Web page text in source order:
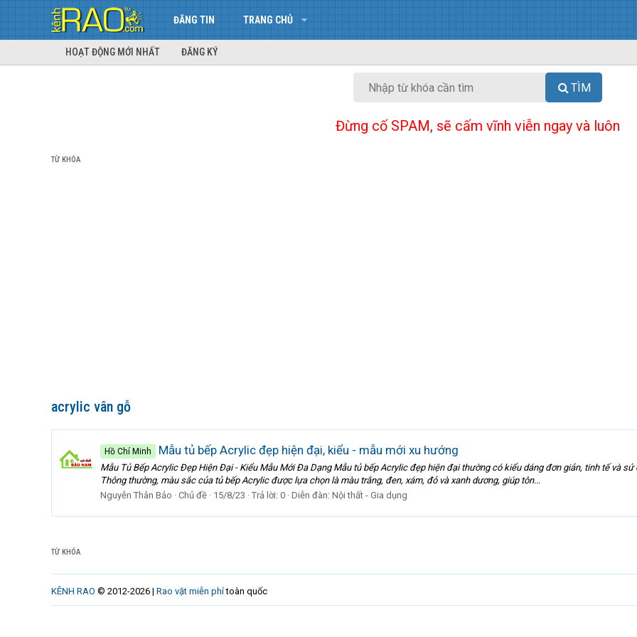
ĐĂNG TIN TRANG CHỦ
HOẠT ĐỘNG MỚI NHẤT ĐĂNG KÝ
TÌM
Đừng cố SPAM, sẽ cấm vĩnh viễn ngay và luôn
TỪ KHÓA
acrylic vân gỗ
Hồ Chí Minh Mẫu tủ bếp Acrylic đẹp hiện đại, kiểu - mẫu mới xu hướng
Mẫu Tủ Bếp Acrylic Đẹp Hiện Đại - Kiểu Mẫu Mới Đa Dạng Mẫu tủ bếp Acrylic đẹp hiện đại thường có kiểu dáng đơn giản, tinh tế và
Thông thường, màu sắc của tủ bếp Acrylic được lựa chọn là màu trắng, đen, xám, đỏ và xanh dương, giúp tôn...
Nguyễn Thân Bảo
Chủ đề 15/8/23 Trả lời: 0 Diễn đàn: Nội thất - Gia dụng
TỪ KHÓA
KÊNH RAO © 2012-2026 | Rao vặt miễn phítoàn quốc